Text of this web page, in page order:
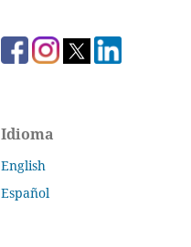
Idioma
English
Español